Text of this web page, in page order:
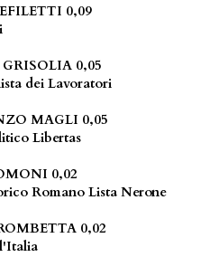
0,09
0,05
dei Lavoratori
MAGLI 0,05
Libertas
0,02
Romano Lista Nerone
0,02
l'Italia